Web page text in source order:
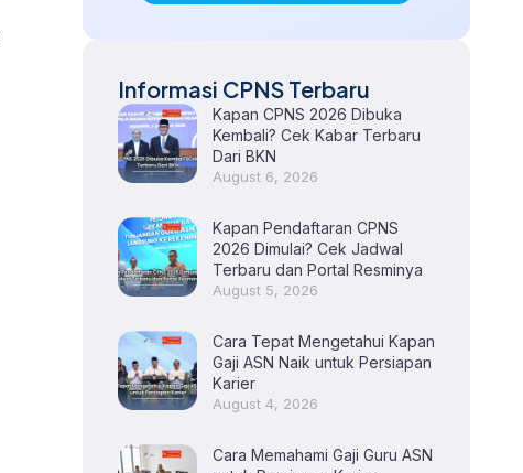
Informasi CPNS Terbaru
Kapan CPNS 2026 Dibuka
Kembali? Cek Kabar Terbaru
Dari BKN
August 6, 2026
Kapan Pendaftaran CPNS
2026 Dimulai? Cek Jadwal
Terbaru dan Portal Resminya
August 5, 2026
Cara Tepat Mengetahui Kapan
Gaji ASN Naik untuk Persiapan
Karier
August 4, 2026
Cara Memahami Gaji Guru ASN